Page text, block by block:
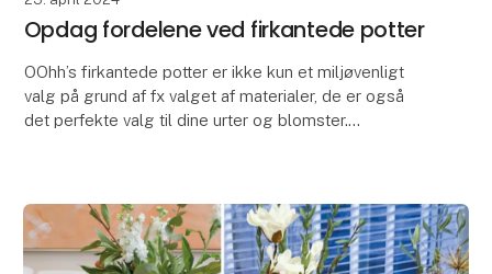
Opdag fordelene ved firkantede potter
OOhh’s firkantede potter er ikke kun et miljøvenligt
valg på grund af fx valget af materialer, de er også
det perfekte valg til dine urter og blomster.